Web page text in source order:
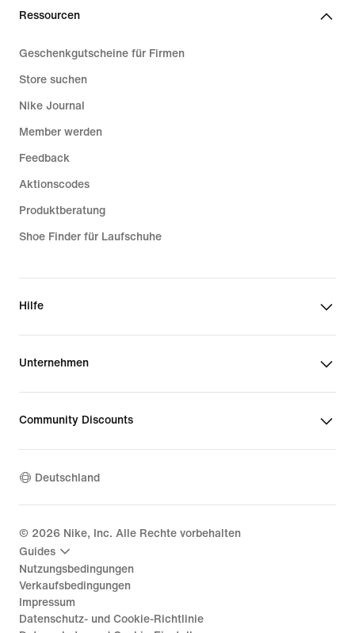
Ressourcen
Geschenkgutscheine für Firmen
Store suchen
Nike Journal
Member werden
Feedback
Aktionscodes
Produktberatung
Shoe Finder für Laufschuhe
Hilfe
Unternehmen
Community Discounts
Deutschland
© 2026 Nike, Inc. Alle Rechte vorbehalten
Guides
Nutzungsbedingungen
Verkaufsbedingungen
Impressum
Datenschutz- und Cookie-Richtlinie